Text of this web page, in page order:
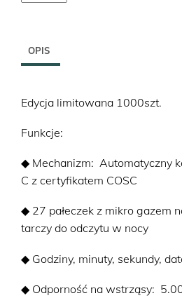
Chronometer
Day-
Automatic
Edition
mm)
OPIS
Edycja limitowana 1000szt.
Funkcje:
◆ Mechanizm: Automatyczny
C z certyfikatem COSC
◆ 27 pałeczek z mikro gazem
tarczy do odczytu w nocy
◆ Godziny, minuty, sekundy,
◆ Odporność na wstrząsy: